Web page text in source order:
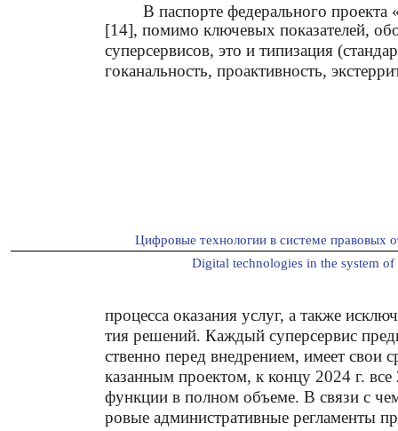
В паспорте федерального проекта
[14], помимо ключевых показателей,
суперсервисов, это и типизация
гоканальность, проактивность,
Цифровые технологии в системе правовых
Digital technologies in the system
процесса оказания услуг, а также
тия решений. Каждый суперсервис
ственно перед внедрением, имеет свои
казанным проектом, к концу 2024 г.
функции в полном объеме. В связи с
ровые административные регламенты